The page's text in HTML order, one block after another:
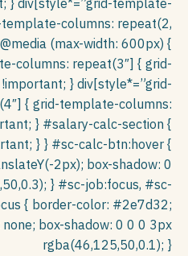
} div[style*=”grid-template-
columns: repeat(2,
(max-width: 600px) {
columns: repeat(3″] { grid-
} div[style*=”grid-
{ grid-template-columns:
} #salary-calc-section {
} } #sc-calc-btn:hover {
2px); box-shadow: 0
} #sc-job:focus, #sc-
{ border-color: #2e7d32;
box-shadow: 0 0 0 3px
rgba(46,125,50,0.1); }